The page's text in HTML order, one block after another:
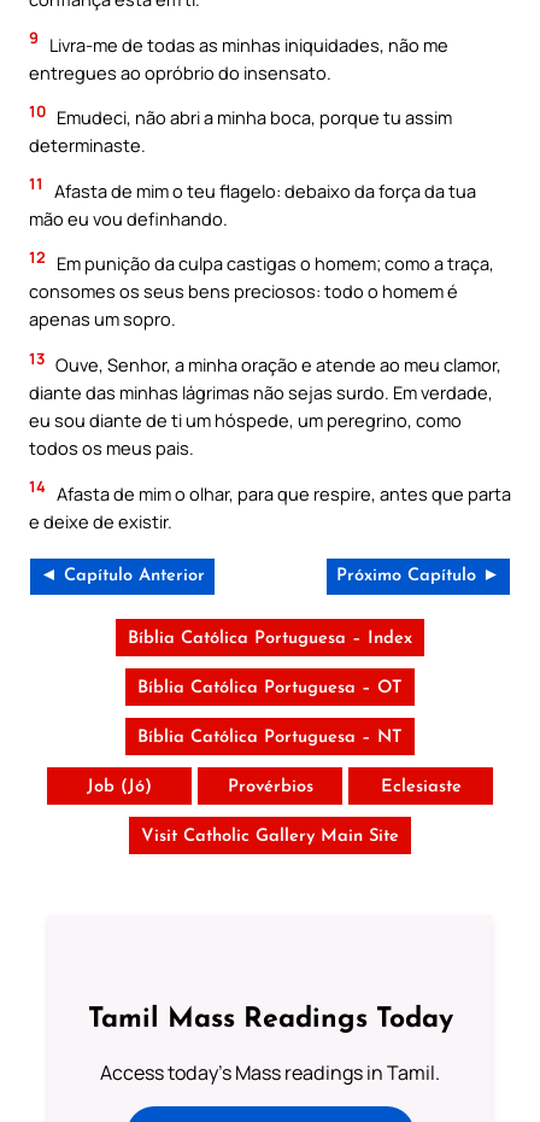
9
Livra-me de todas as minhas iniquidades, não me
entregues ao opróbrio do insensato.
10 Emudeci, não abri a minha boca, porque tu assim
determinaste.
11
Afasta de mim o teu flagelo: debaixo da força da tua
mão eu vou definhando.
12
Em punição da culpa castigas o homem; como a traça,
consomes os seus bens preciosos: todo o homem é
apenas um sopro.
13 Ouve, Senhor, a minha oração e atende ao meu clamor,
diante das minhas lágrimas não sejas surdo. Em verdade,
eu sou diante de ti um hóspede, um peregrino, como
todos os meus pais.
14 Afasta de mim o olhar, para que respire, antes que parta
e deixe de existir.
◄ Capítulo Anterior Próximo Capítulo ►
Bíblia Católica Portuguesa – Index
Bíblia Católica Portuguesa – OT
Bíblia Católica Portuguesa – NT
Job (Jó) Provérbios Eclesiaste
Visit Catholic Gallery Main Site
Tamil Mass Readings Today
Access today's Mass readings in Tamil.